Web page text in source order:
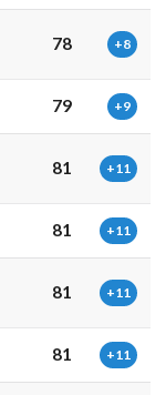
78 +8
79 +9
81 +11
81 +11
81 +11
81 +11